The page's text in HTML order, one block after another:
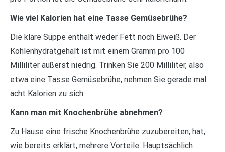
Wie viel Kalorien hat eine Tasse Gemüsebrühe?
Die klare Suppe enthält weder Fett noch Eiweiß. Der
Kohlenhydratgehalt ist mit einem Gramm pro 100
Milliliter äußerst niedrig. Trinken Sie 200 Milliliter, also
etwa eine Tasse Gemüsebrühe, nehmen Sie gerade mal
acht Kalorien zu sich.
Kann man mit Knochenbrühe abnehmen?
Zu Hause eine frische Knochenbrühe zuzubereiten, hat,
wie bereits erklärt, mehrere Vorteile. Hauptsächlich